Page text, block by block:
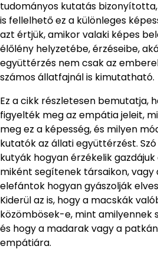
tudományos kutatás
is fellelhető ez a különleges
azt értjük, amikor valaki képes
élőlény helyzetébe, érzéseibe,
együttérzés nem csak az
számos állatfajnál is kimutatható.
Ez a cikk részletesen bemutatja,
figyelték meg az empátia jeleit,
meg ez a képesség, és milyen
kutatók az állati együttérzést.
kutyák hogyan érzékelik
miként segítenek társaikon, vagy
elefántok hogyan gyászolják
Kiderül az is, hogy a macskák
közömbösek-e, mint amilyennek
és hogy a madarak vagy a
empátiára.